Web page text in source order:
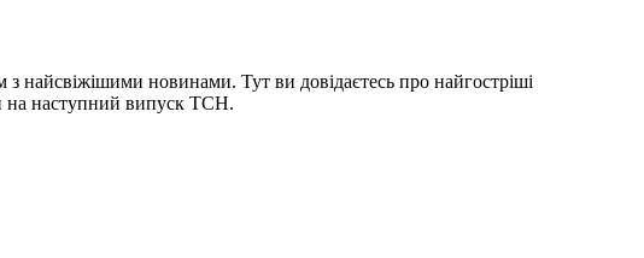
найсвіжішими новинами. Тут ви довідаєтесь про найгостріші
на наступний випуск ТСН.